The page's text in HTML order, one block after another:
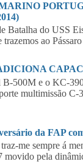
Batalha do USS
trazemos ao
B-500M e o KC-
multimissão
da FAP
me sempre á
movido pela